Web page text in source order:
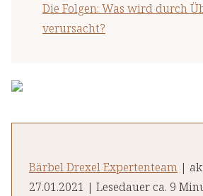
Die Folgen: Was wird durch
verursacht?
Bärbel Drexel Expertenteam |
27.01.2021 | Lesedauer ca. 9